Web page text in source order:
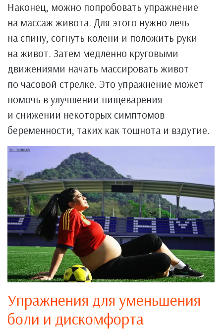
Наконец, можно попробовать упражнение
на массаж живота. Для этого нужно лечь
на спину, согнуть колени и положить руки
на живот. Затем медленно круговыми
движениями начать массировать живот
по часовой стрелке. Это упражнение может
помочь в улучшении пищеварения
и снижении некоторых симптомов
беременности, таких как тошнота и вздутие.
Упражнения для уменьшения
боли и дискомфорта